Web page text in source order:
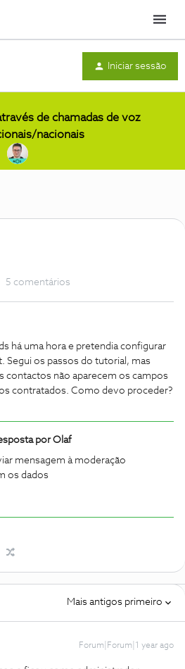
Menu
Iniciar sessão
de chamadas de voz
nacionais
5 comentários
há uma hora e pretendia configurar
os passos do tutorial, mas
contactos não aparecem os campos
contratados. Como devo proceder?
porOlaf
mensagem à moderação
os dados
Mais antigos primeiro
Forum|Forum|1 year ago